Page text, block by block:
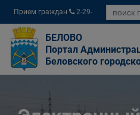
Прием граждан
2-29-
04
БЕЛОВО
Портал
Беловского